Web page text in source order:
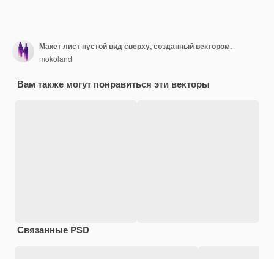
Макет лист пустой вид сверху, созданный вектором.
mokoland
Вам также могут понравиться эти векторы
Связанные PSD